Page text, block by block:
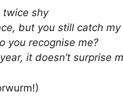
twice shy
but you still catch my
you recognise me?
it doesn’t surprise